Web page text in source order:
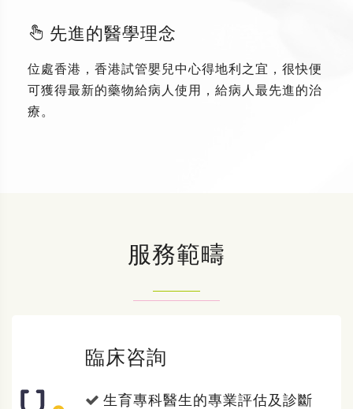
先進的醫學理念
位處香港，香港試管嬰兒中心得地利之宜，很快便
可獲得最新的藥物給病人使用，給病人最先進的治
療。
服務範疇
臨床咨詢
生育專科醫生的專業評估及診斷